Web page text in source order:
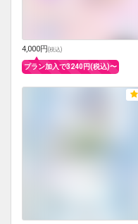
4,000円(税込)
プラン加入で3240円(税込)〜